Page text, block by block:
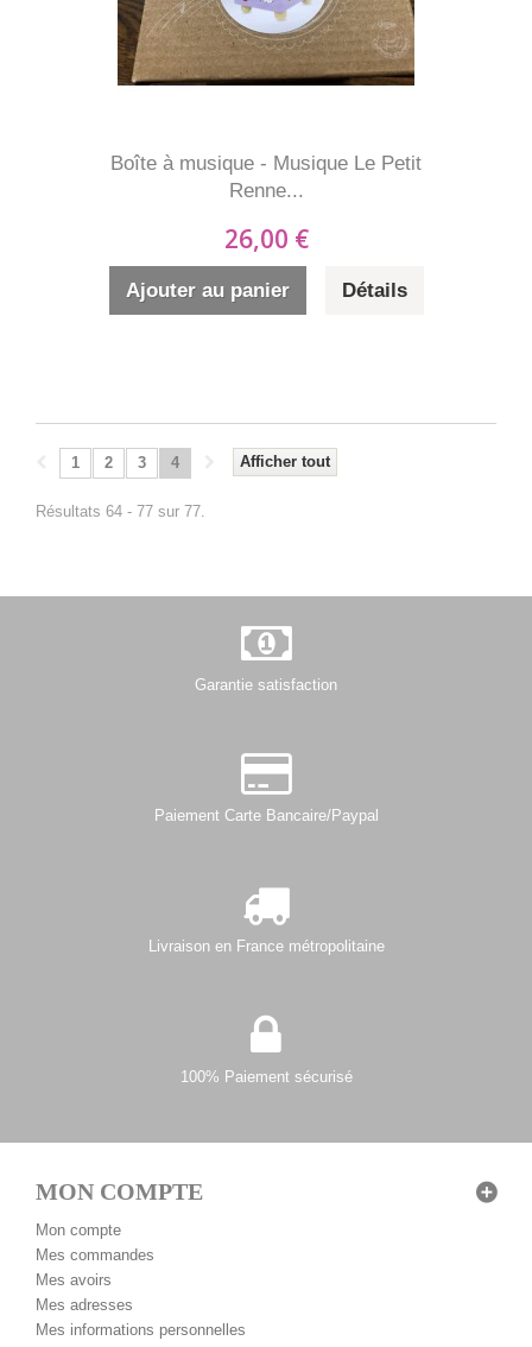
Boîte à musique - Musique Le Petit
Renne...
26,00 €
Ajouter au panier Détails
Afficher tout
1 2 3 4
Résultats 64 - 77 sur 77.
Garantie satisfaction
Paiement Carte Bancaire/Paypal
Livraison en France métropolitaine
100% Paiement sécurisé
MON COMPTE
Mon compte
Mes commandes
Mes avoirs
Mes adresses
Mes informations personnelles